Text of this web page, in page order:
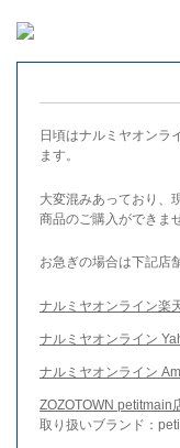
日頃はナルミヤオンラ
ます。
大変混みあっており、
商品のご購入ができま
お急ぎの場合は下記店
ナルミヤオンライン楽
ナルミヤオンライン
ナルミヤオンライン
ZOZOTOWN petitmain
取り扱いブランド：